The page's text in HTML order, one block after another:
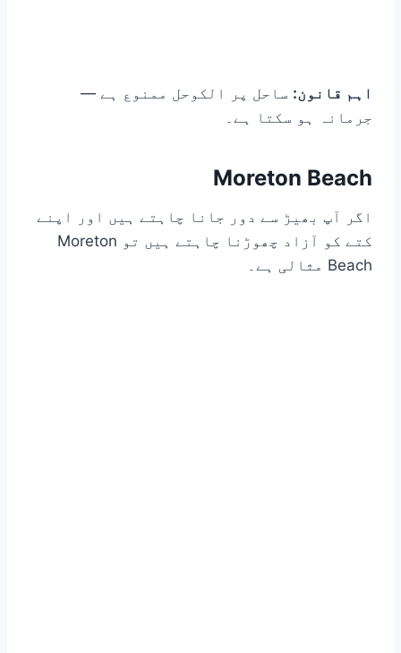
اہم قانون: ساحل پر الکوحل ممنوع ہے —
جرمانہ ہو سکتا ہے۔
Moreton Beach
اگر آپ بھیڑ سے دور جانا چاہتے ہیں اور اپنے
کتے کو آزاد چھوڑنا چاہتے ہیں تو Moreton
Beach مثالی ہے۔